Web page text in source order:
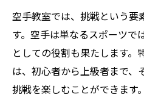
空手教室では、挑戦という要
す。空手は単なるスポーツで
としての役割も果たします。
は、初心者から上級者まで、
挑戦を楽しむことができます